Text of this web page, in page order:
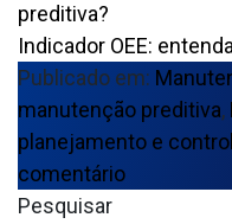
preditiva?
Indicador OEE:
Publicado em:
manutenção preditiva,
planejamento e
comentário
Pesquisar